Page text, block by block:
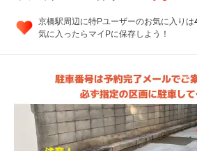
京橋駅周辺に特Pユーザーのお気に入りは
気に入ったらマイPに保存しよう！